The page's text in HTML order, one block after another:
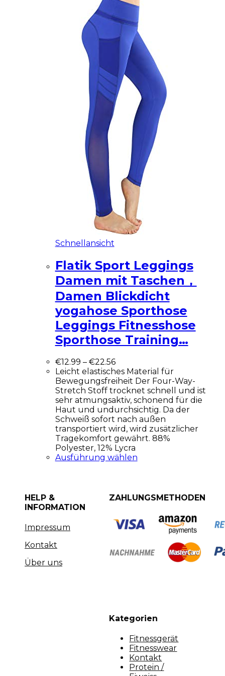
Schnellansicht
Flatik Sport Leggings
Damen mit Taschen，
Damen Blickdicht
yogahose Sporthose
Leggings Fitnesshose
Sporthose Training…
€12.99 – €22.56
Leicht elastisches Material für
Bewegungsfreiheit Der Four-Way-
Stretch Stoff trocknet schnell und ist
sehr atmungsaktiv, schonend für die
Haut und undurchsichtig. Da der
Schweiß sofort nach außen
transportiert wird, wird zusätzlicher
Tragekomfort gewährt. 88%
Polyester, 12% Lycra
Ausführung wählen
HELP &
INFORMATION
Impressum
Kontakt
Über uns
ZAHLUNGSMETHODEN
Kategorien
Fitnessgerät
Fitnesswear
Kontakt
Protein /